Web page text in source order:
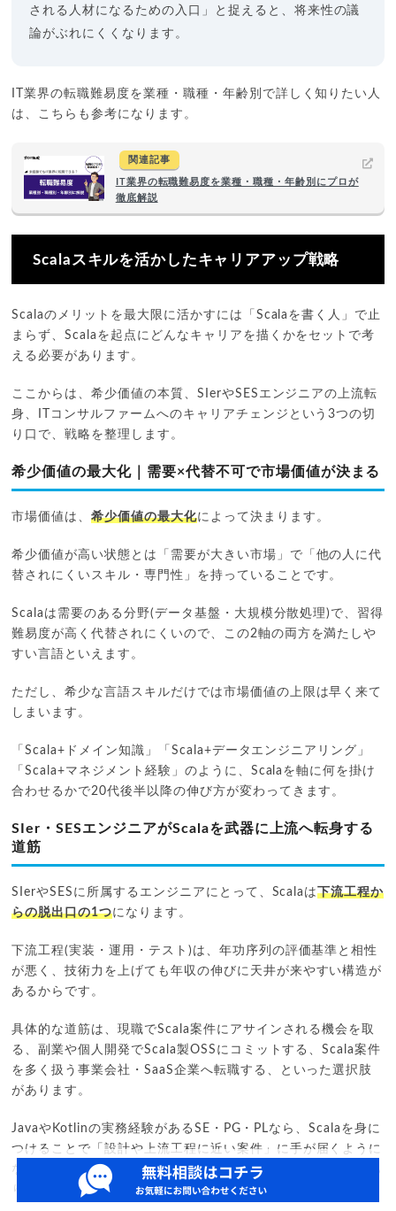
される人材になるための入口」と捉えると、将来性の議
論がぶれにくくなります。
IT業界の転職難易度を業種・職種・年齢別で詳しく知りたい人
は、こちらも参考になります。
関連記事
IT業界の転職難易度を業種・職種・年齢別にプロが
徹底解説
Scalaスキルを活かしたキャリアアップ戦略
Scalaのメリットを最大限に活かすには「Scalaを書く人」で止
まらず、Scalaを起点にどんなキャリアを描くかをセットで考
える必要があります。
ここからは、希少価値の本質、SIerやSESエンジニアの上流転
身、ITコンサルファームへのキャリアチェンジという3つの切
り口で、戦略を整理します。
希少価値の最大化｜需要×代替不可で市場価値が決まる
市場価値は、希少価値の最大化によって決まります。
希少価値が高い状態とは「需要が大きい市場」で「他の人に代
替されにくいスキル・専門性」を持っていることです。
Scalaは需要のある分野(データ基盤・大規模分散処理)で、習得
難易度が高く代替されにくいので、この2軸の両方を満たしや
すい言語といえます。
ただし、希少な言語スキルだけでは市場価値の上限は早く来て
しまいます。
「Scala+ドメイン知識」「Scala+データエンジニアリング」
「Scala+マネジメント経験」のように、Scalaを軸に何を掛け
合わせるかで20代後半以降の伸び方が変わってきます。
SIer・SESエンジニアがScalaを武器に上流へ転身する
道筋
SIerやSESに所属するエンジニアにとって、Scalaは下流工程か
らの脱出口の1つになります。
下流工程(実装・運用・テスト)は、年功序列の評価基準と相性
が悪く、技術力を上げても年収の伸びに天井が来やすい構造が
あるからです。
具体的な道筋は、現職でScala案件にアサインされる機会を取
る、副業や個人開発でScala製OSSにコミットする、Scala案件
を多く扱う事業会社・SaaS企業へ転職する、といった選択肢
があります。
JavaやKotlinの実務経験があるSE・PG・PLなら、Scalaを身に
つけることで「設計や上流工程に近い案件」に手が届くように
なり、年収レンジも数百万単位で書き換わるケースが少なくあ
りません。